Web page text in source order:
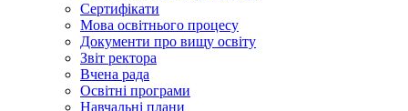
Сертифікати
Мова освітнього процесу
Документи про вищу освіту
Звіт ректора
Вчена рада
Освітні програми
Навчальні плани